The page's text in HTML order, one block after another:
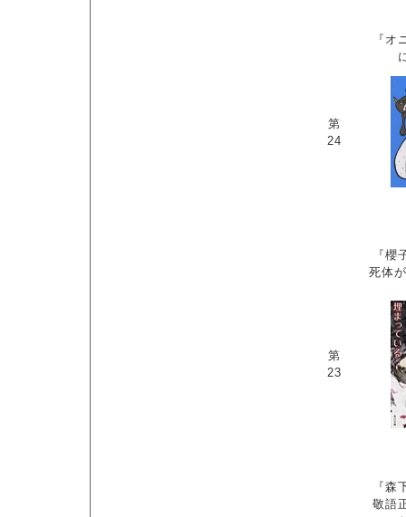
『
第
24
『櫻
死体
第
23
『
敬語